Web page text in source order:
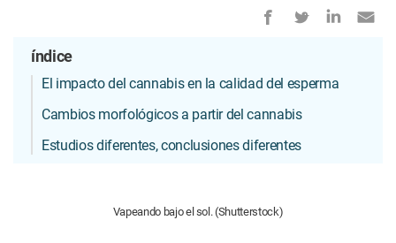
índice
El impacto del cannabis en la calidad del esperma
Cambios morfológicos a partir del cannabis
Estudios diferentes, conclusiones diferentes
Vapeando bajo el sol. (Shutterstock)